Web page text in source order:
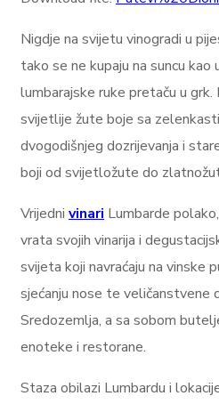
Nigdje na svijetu vinogradi u
tako se ne kupaju na suncu kao
lumbarajske ruke pretaču u grk.
svijetlije žute boje sa
dvogodišnjeg dozrijevanja i
boji od svijetložute do
Vrijedni vinari Lumbarde
vrata svojih vinarija i
svijeta koji navraćaju na vinske
sjećanju nose te veličanstvene
Sredozemlja, a sa sobom
enoteke i restorane.
Staza obilazi Lumbardu i